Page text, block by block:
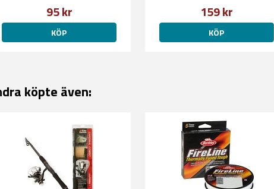
95 kr
KÖP
159 kr
KÖP
köpte även: